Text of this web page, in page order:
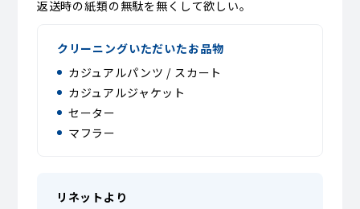
返送時の紙類の無駄を無くして欲しい。
クリーニングいただいたお品物
カジュアルパンツ / スカート
カジュアルジャケット
セーター
マフラー
リネットより